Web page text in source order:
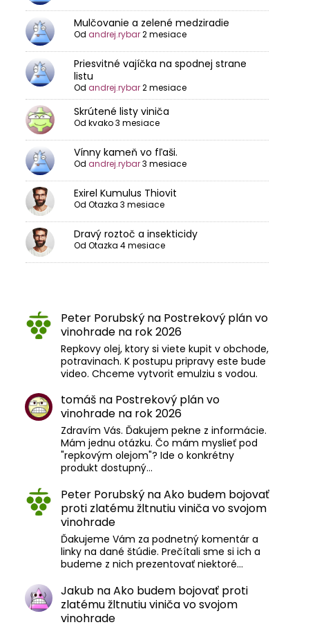
Mulčovanie a zelené medziradie
Odandrej.rybar 2 mesiace
Priesvitné vajíčka na spodnej strane
listu
Odandrej.rybar 2 mesiace
Skrútené listy viniča
Odkvako 3 mesiace
Vínny kameň vo fľaši.
Odandrej.rybar 3 mesiace
Exirel Kumulus Thiovit
OdOtazka 3 mesiace
Dravý roztoč a insekticidy
OdOtazka 4 mesiace
Peter Porubský na Postrekový plán vo
vinohrade na rok 2026
Repkovy olej, ktory si viete kupit v obchode,
potravinach. K postupu pripravy este bude
video. Chceme vytvorit emulziu s vodou.
tomáš na Postrekový plán vo
vinohrade na rok 2026
Zdravím Vás. Ďakujem pekne z informácie.
Mám jednu otázku. Čo mám myslieť pod
"repkovým olejom"? Ide o konkrétny
produkt dostupný…
Peter Porubský naAko budem bojovať
proti zlatému žltnutiu viniča vo svojom
vinohrade
Ďakujeme Vám za podnetný komentár a
linky na dané štúdie. Prečítali sme si ich a
budeme z nich prezentovať niektoré…
Jakub naAko budem bojovať proti
zlatému žltnutiu viniča vo svojom
vinohrade